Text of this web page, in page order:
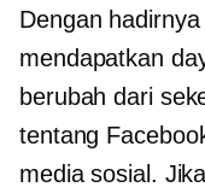
Dengan
mendapatkan
berubah dari
tentang
media sosial.